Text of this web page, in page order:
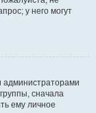
у него могут
администраторами
сначала
ему личное